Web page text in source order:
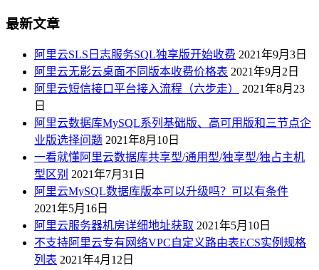
最新文章
阿里云SLS日志服务SQL独享版开始收费 2021年9月3日
阿里云无影云桌面不同版本收费价格表 2021年9月2日
阿里云短信接口平台接入流程（六步走）
2021年8月23
日
阿里云数据库MySQL系列基础版、高可用版和三节点企
业版选择问题 2021年8月10日
一看就懂阿里云数据库共享型/通用型/独享型/独占主机
型区别 2021年7月31日
阿里云MySQL数据库版本可以升级吗？可以有条件
2021年5月16日
阿里云服务器机房详细地址获取 2021年5月10日
不支持阿里云专有网络VPC自定义路由表ECS实例规格
列表 2021年4月12日